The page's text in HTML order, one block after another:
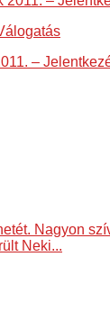
–
Nagyon
Neki...